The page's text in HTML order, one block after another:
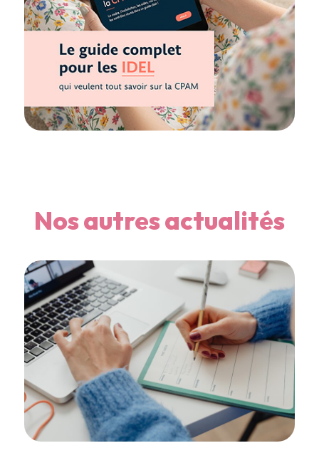
Nos autres actualités